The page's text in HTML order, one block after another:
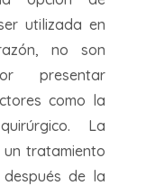
utilizada en
no son
presentar
como la
La
tratamiento
de la